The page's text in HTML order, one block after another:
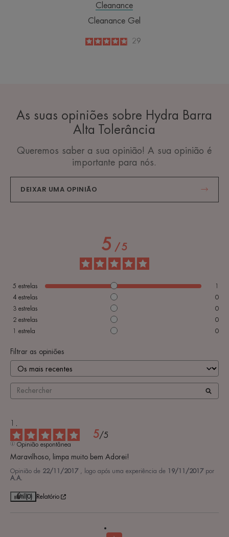
Cleanance
Cleanance Gel
4.9
/
5
29
As suas opiniões sobre Hydra Barra
Alta Tolerância
Queremos saber a sua opinião! A sua opinião é
importante para nós.
DEIXAR UMA OPINIÃO
5/5
5 estrelas
1
4 estrelas
0
3 estrelas
0
2 estrelas
0
1 estrela 0
Filtrar as opiniões
5/5
Opinião espontânea
Maravilhoso, limpa muito bem Adorei!
Opinião de 22/11/2017 , logo após uma experiência de 19/11/2017 por
A.A.
Útil (0) Relatório